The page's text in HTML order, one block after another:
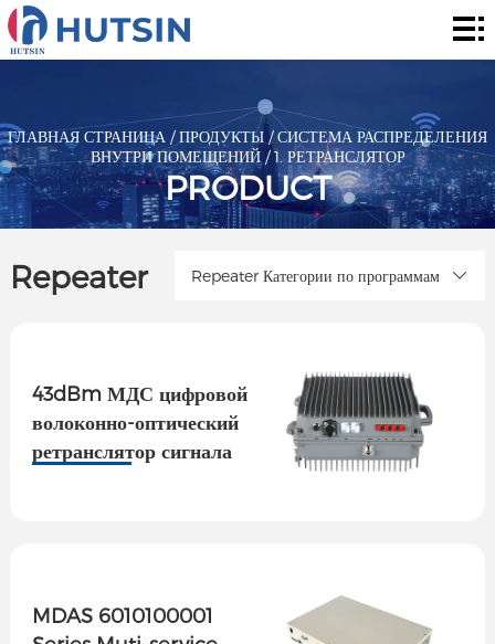
Главная
О
нас
Решения
Сообщение
контакты
ГЛАВНАЯ СТРАНИЦА /ПРОДУКТЫ /СИСТЕМА РАСПРЕДЕЛЕНИЯ
ВНУТРИ ПОМЕЩЕНИЙ/1. РЕТРАНСЛЯТОР
PRODUCT
Repeater Repeater Категории по программам
43dBm МДС цифровой
волоконно-оптический
ретранслятор сигнала
MDAS 6010100001